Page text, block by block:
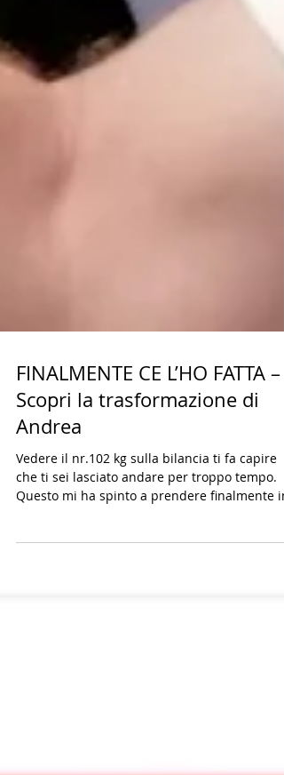
FINALMENTE CE L’HO FATTA –
Scopri la trasformazione di
Andrea
Vedere il nr.102 kg sulla bilancia ti fa capire
Questo mi ha spinto a prendere finalmente